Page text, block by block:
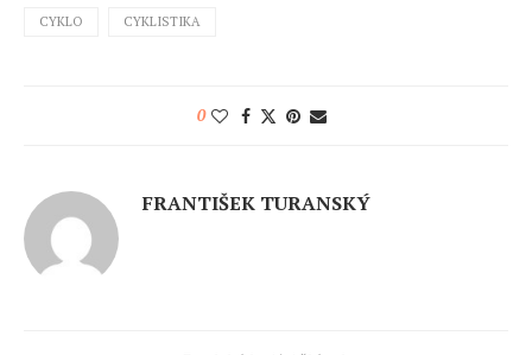
CYKLO CYKLISTIKA
0
FRANTIŠEK TURANSKÝ